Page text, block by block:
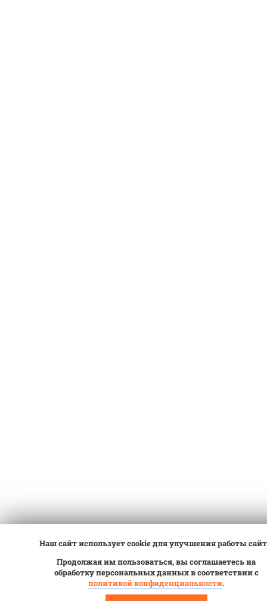
Наш сайт использует cookie для улучшения работы
Продолжая им пользоваться, вы соглашаетесь на
обработку персональных данных в соответствии с
политикой конфиденциальности.